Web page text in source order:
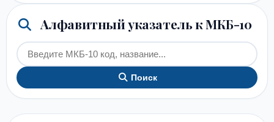
Алфавитный указатель к МКБ-10
Поиск